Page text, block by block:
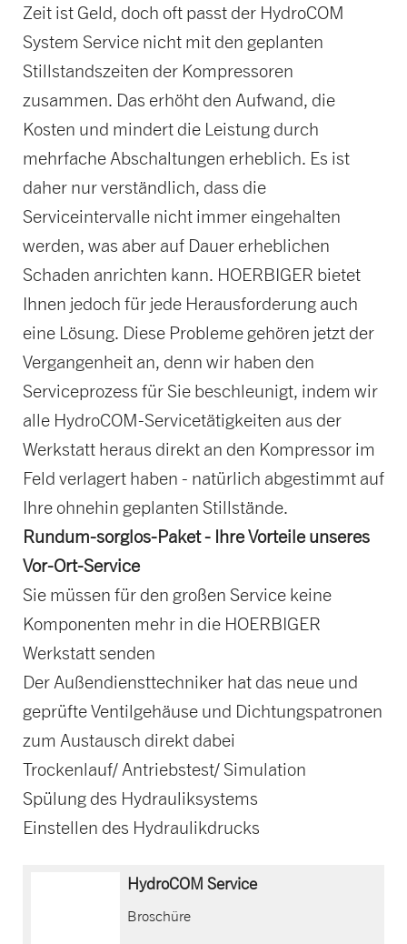
Zeit ist Geld, doch oft passt der HydroCOM
System Service nicht mit den geplanten
Stillstandszeiten der Kompressoren
zusammen. Das erhöht den Aufwand, die
Kosten und mindert die Leistung durch
mehrfache Abschaltungen erheblich. Es ist
daher nur verständlich, dass die
Serviceintervalle nicht immer eingehalten
werden, was aber auf Dauer erheblichen
Schaden anrichten kann. HOERBIGER bietet
Ihnen jedoch für jede Herausforderung auch
eine Lösung. Diese Probleme gehören jetzt der
Vergangenheit an, denn wir haben den
Serviceprozess für Sie beschleunigt, indem wir
alle HydroCOM-Servicetätigkeiten aus der
Werkstatt heraus direkt an den Kompressor im
Feld verlagert haben - natürlich abgestimmt auf
Ihre ohnehin geplanten Stillstände.
Rundum-sorglos-Paket - Ihre Vorteile unseres
Vor-Ort-Service
Sie müssen für den großen Service keine
Komponenten mehr in die HOERBIGER
Werkstatt senden
Der Außendiensttechniker hat das neue und
geprüfte Ventilgehäuse und Dichtungspatronen
zum Austausch direkt dabei
Trockenlauf/ Antriebstest/ Simulation
Spülung des Hydrauliksystems
Einstellen des Hydraulikdrucks
HydroCOM Service
Broschüre